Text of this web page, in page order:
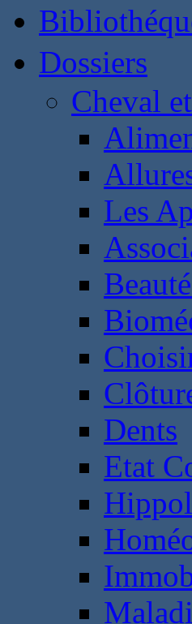
Dossiers
Cheval
Les
Dents
Etat